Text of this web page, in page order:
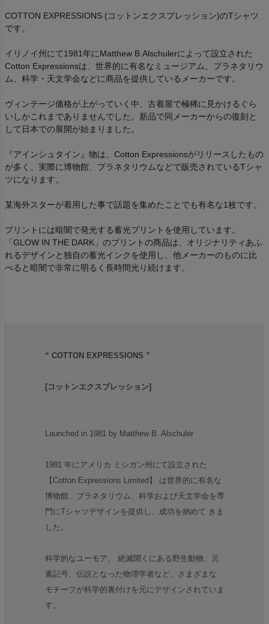
COTTON EXPRESSIONS (コットンエクスプレッション)のTシャツ
です。
イリノイ州にて1981年にMatthew B.Alschulerによって設立された
Cotton Expressionsは、世界的に有名なミュージアム、プラネタリウ
ム、科学・天文学会などに商品を提供しているメーカーです。
ヴィンテージ価格が上がっていく中、古着屋で極稀に見かけるぐら
いしかこれまでありませんでした。新品で同メーカーからの復刻と
して日本での展開が始まりました。
『アインシュタイン』物は、Cotton Expressionsがリリースしたもの
が多く、実際に博物館、プラネタリウムなどで販売されているTシャ
ツになります。
某海外スターが着用した事で話題を集めたことでも有名な1枚です。
プリントには暗闇で発光する蓄光プリントを使用しています。
「GLOW IN THE DARK」のプリントの商品は、オリジナリティあふ
れるデザインと独自の蓄光インクを使用し、他メーカーのものに比
べると暗闇で非常に明るく長時間光り続けます。
“ COTTON EXPRESSIONS ”
[コットンエクスプレッション]
Launched in 1981 by Matthew B. Alschuler
1981 年にアメリカ ミシガン州にて設立された
【Cotton Expressions Limited】 は世界的に有名な
博物館、プラネタリウム、科学および天文学会を専
門にTシャツデザインを提供し、成功を納めて きま
した。
科学的なユーモア、 絶滅聞くにある野生動物、元
素記号、伝説となった物理学者など、さまざまな
モチーフが科学的裏付けを元にデザインされていま
す。